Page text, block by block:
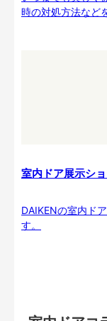
時の対処方法など
室内ドア展示シ
DAIKENの室内ド
す。